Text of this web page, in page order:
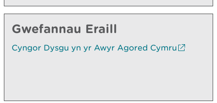
Gwefannau Eraill
Cyngor Dysgu yn yr Awyr Agored Cymru